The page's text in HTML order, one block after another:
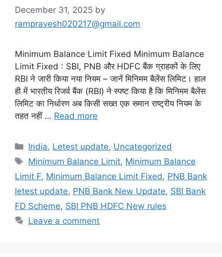
December 31, 2025 by
rampravesh020217@gmail.com
Minimum Balance Limit Fixed Minimum Balance
Limit Fixed : SBI, PNB और HDFC बैंक ग्राहकों के लिए
RBI ने जारी किया नया नियम – जानें मिनिमम बैलेंस लिमिट। हाल
ही में भारतीय रिजर्व बैंक (RBI) ने स्पष्ट किया है कि मिनिमम बैलेंस
लिमिट का निर्धारण अब किसी सख्त एक समान राष्ट्रीय नियम के
तहत नहीं … Read more
Categories
India, Letest update, Uncategorized
Tags
Minimum Balance Limit, Minimum Balance
Limit F, Minimum Balance Limit Fixed , PNB Bank
letest update, PNB Bank New Update, SBI Bank
FD Scheme, SBI PNB HDFC New rules
Leave a comment